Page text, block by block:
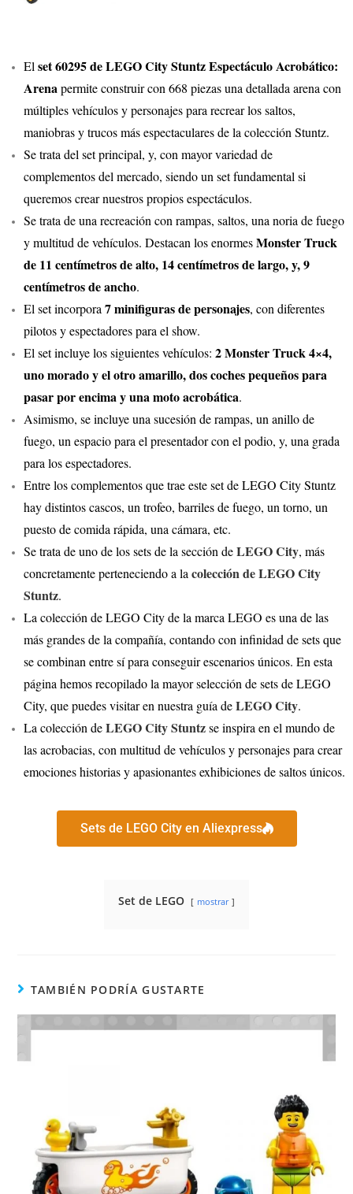
El set 60295 de LEGO City Stuntz Espectáculo Acrobático:
Arenapermite construir con 668 piezas una detallada arena con
múltiples vehículos y personajes para recrear los saltos,
maniobras y trucos más espectaculares de la colección Stuntz.
Se trata del set principal, y, con mayor variedad de
complementos del mercado, siendo un set fundamental si
queremos crear nuestros propios espectáculos.
Se trata de una recreación con rampas, saltos, una noria de fuego
y multitud de vehículos. Destacan los enormesMonster Truck
de 11 centímetros de alto, 14 centímetros de largo, y, 9
centímetros de ancho.
El set incorpora 7 minifiguras de personajes, con diferentes
pilotos y espectadores para el show.
El set incluye los siguientes vehículos: 2 Monster Truck 4×4,
uno morado y el otro amarillo, dos coches pequeños para
pasar por encima y una moto acrobática.
Asimismo, se incluye una sucesión de rampas, un anillo de
fuego, un espacio para el presentador con el podio, y, una grada
para los espectadores.
Entre los complementos que trae este set de LEGO City Stuntz
hay distintos cascos, un trofeo, barriles de fuego, un torno, un
puesto de comida rápida, una cámara, etc.
Se trata de uno de los sets de la sección deLEGO City, más
concretamente perteneciendo a la colección de LEGO City
Stuntz.
La colección de LEGO City de la marca LEGO es una de las
más grandes de la compañía, contando con infinidad de sets que
se combinan entre sí para conseguir escenarios únicos. En esta
página hemos recopilado la mayor selección de sets de LEGO
City, que puedes visitar en nuestra guía deLEGO City.
La colección deLEGO City Stuntzse inspira en el mundo de
las acrobacias, con multitud de vehículos y personajes para crear
emociones historias y apasionantes exhibiciones de saltos únicos.
Sets de LEGO City en Aliexpress
Set de LEGO mostrar
TAMBIÉN PODRÍA GUSTARTE